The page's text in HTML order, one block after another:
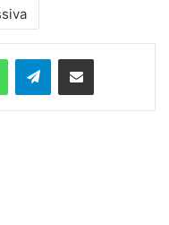
WhatsAppTelegramCondividi via Email